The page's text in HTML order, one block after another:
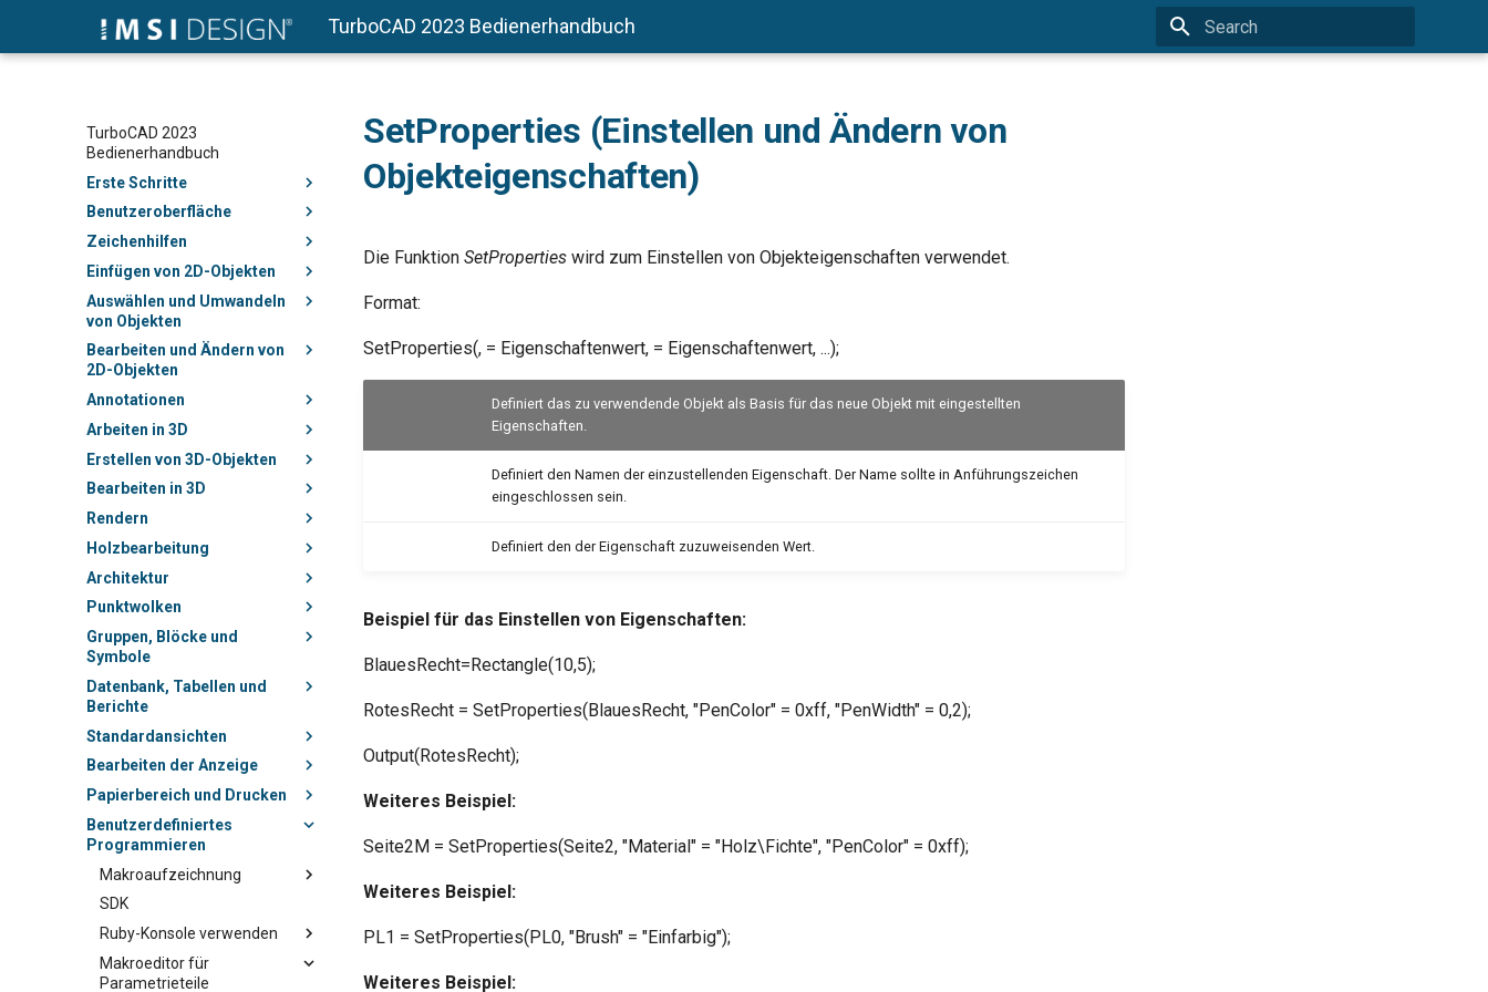
TurboCAD 2023 Bedienerhandbuch
TurboCAD 2023
Bedienerhandbuch
Erste Schritte
Benutzeroberfläche
Zeichenhilfen
Einfügen von 2D-Objekten
Auswählen und Umwandeln
von Objekten
Bearbeiten und Ändern von
2D-Objekten
Annotationen
Arbeiten in 3D
Erstellen von 3D-Objekten
Bearbeiten in 3D
Rendern
Holzbearbeitung
Architektur
Punktwolken
Gruppen, Blöcke und
Symbole
Datenbank, Tabellen und
Berichte
Standardansichten
Bearbeiten der Anzeige
Papierbereich und Drucken
Benutzerdefiniertes
Programmieren
Makroaufzeichnung
SDK
Ruby-Konsole verwenden
Makroeditor für
Parametrieteile
SetProperties (Einstellen und Ändern von
Objekteigenschaften)
Die Funktion SetProperties wird zum Einstellen von Objekteigenschaften verwendet.
Format:
SetProperties(, = Eigenschaftenwert, = Eigenschaftenwert, ...);
Definiert das zu verwendende Objekt als Basis für das neue Objekt mit eingestellten
Eigenschaften.
Definiert den Namen der einzustellenden Eigenschaft. Der Name sollte in Anführungszeichen
eingeschlossen sein.
Definiert den der Eigenschaft zuzuweisenden Wert.
Beispiel für das Einstellen von Eigenschaften:
BlauesRecht=Rectangle(10,5);
RotesRecht = SetProperties(BlauesRecht, "PenColor" = 0xff, "PenWidth" = 0,2);
Output(RotesRecht);
Weiteres Beispiel:
Seite2M = SetProperties(Seite2, "Material" = "Holz\Fichte", "PenColor" = 0xff);
Weiteres Beispiel:
PL1 = SetProperties(PL0, "Brush" = "Einfarbig");
Weiteres Beispiel: